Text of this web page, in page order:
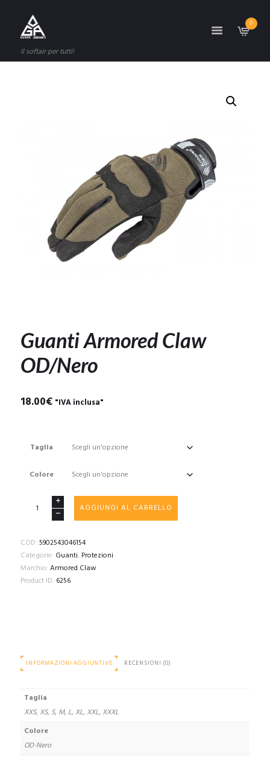
Il softair per tutti!
0
Guanti Armored Claw
OD/Nero
18.00€ "IVA inclusa"
Taglia
Colore
Armored
OD/Nero
quantità
AGGIUNGI AL CARRELLO
COD: 5902543046154
Categorie: Guanti, Protezioni
Marchio: Armored Claw
Product ID: 6256
INFORMAZIONI AGGIUNTIVE RECENSIONI (0)
Taglia
XXS, XS, S, M, L, XL, XXL, XXXL
Colore
OD-Nero